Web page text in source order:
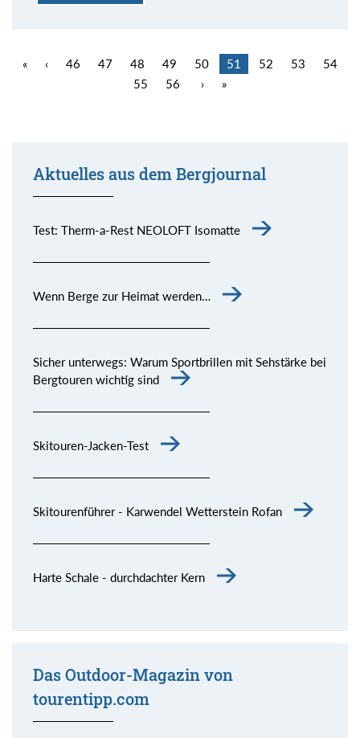
« ‹ 46 47 48 49 50 51 52 53
54
55
56 › »
Aktuelles aus dem Bergjournal
Test: Therm-a-Rest NEOLOFT Isomatte
Wenn Berge zur Heimat werden…
Sicher unterwegs: Warum Sportbrillen mit Sehstärke bei
Bergtouren wichtig sind
Skitouren-Jacken-Test
Skitourenführer - Karwendel Wetterstein Rofan
Harte Schale - durchdachter Kern
Das Outdoor-Magazin von
tourentipp.com